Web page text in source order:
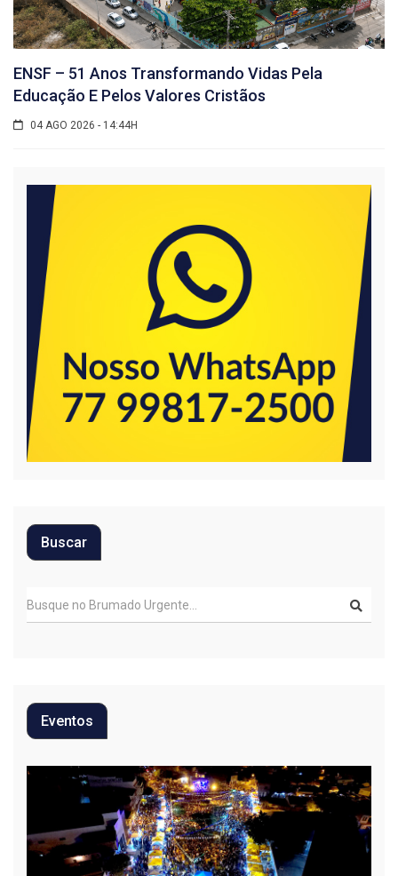
ENSF – 51 Anos Transformando Vidas Pela
Educação E Pelos Valores Cristãos
04 AGO 2026 - 14:44H
Buscar
Eventos